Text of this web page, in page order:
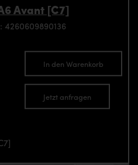
Avant [C7]
4260609890136
In den Warenkorb
Jetzt anfragen